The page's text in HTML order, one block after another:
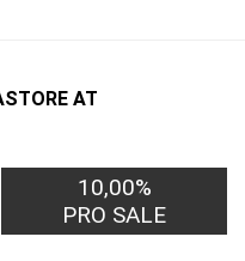
AT
10,00%
PRO SALE